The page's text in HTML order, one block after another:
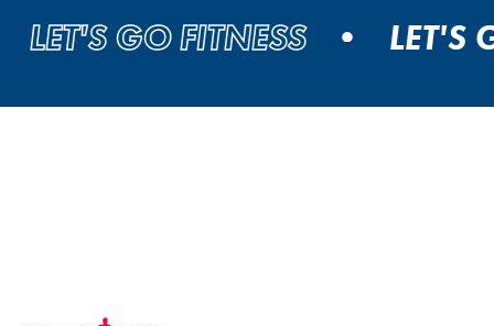
GO FITNESS LET'S